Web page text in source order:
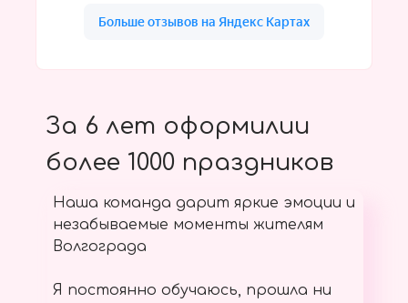
За 6 лет оформилии
более 1000 праздников
Наша команда дарит яркие эмоции и
незабываемые моменты жителям
Волгограда
Я постоянно обучаюсь, прошла ни